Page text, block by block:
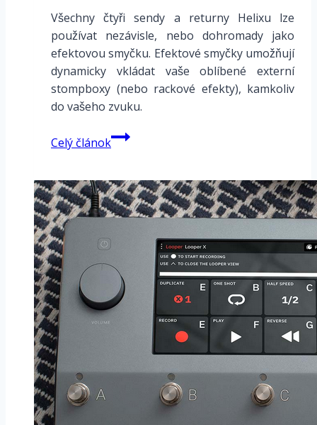
Všechny čtyři sendy a returny Helixu lze
používat nezávisle, nebo dohromady jako
efektovou smyčku. Efektové smyčky umožňují
dynamicky vkládat vaše oblíbené externí
stompboxy (nebo rackové efekty), kamkoliv
do vašeho zvuku.
Celý článokLine6
HELIX
Efektová
slučka
Send
Return